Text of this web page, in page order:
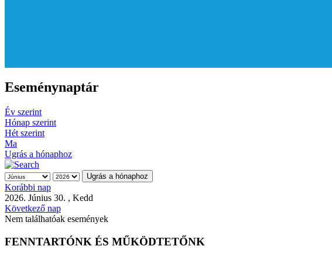
Eseménynaptár
Év szerint
Hónap szerint
Hét szerint
Ma
Ugrás a hónaphoz
Ugrás a hónaphoz
Korábbi nap
2026. Június 30. , Kedd
Következő nap
Nem találhatóak események
FENNTARTÓNK ÉS MŰKÖDTETŐNK